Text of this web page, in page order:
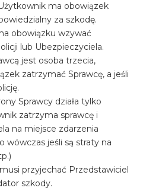
ma obowiązek
za szkodę.
obowiązku wzywać
lub Ubezpieczyciela.
jest osoba trzecia,
zatrzymać Sprawcę, a jeśli
Sprawcy działa tylko
zatrzyma sprawcę i
na miejsce zdarzenia
wówczas jeśli są straty na
przyjechać Przedstawiciel
szkody.